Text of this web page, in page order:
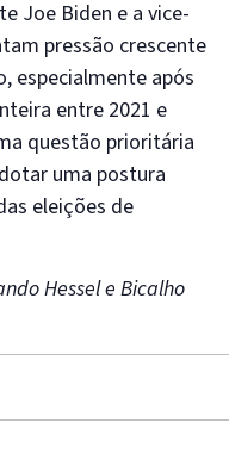
Joe Biden e a vice-
pressão crescente
especialmente após
entre 2021 e
questão prioritária
uma postura
eleições de
Hessel e Bicalho